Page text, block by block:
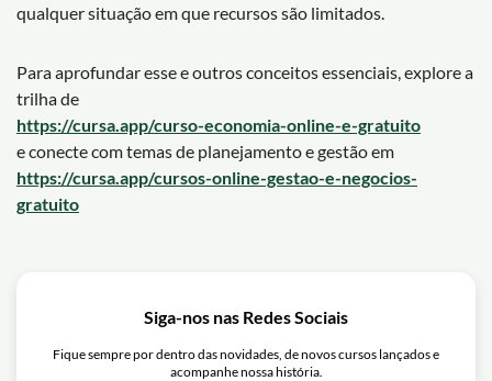
qualquer situação em que recursos são limitados.
Para aprofundar esse e outros conceitos essenciais, explore a
trilha de
https://cursa.app/curso-economia-online-e-gratuito
e conecte com temas de planejamento e gestão em
https://cursa.app/cursos-online-gestao-e-negocios-
gratuito
Siga-nos nas Redes Sociais
Fique sempre por dentro das novidades, de novos cursos lançados e
acompanhe nossa história.